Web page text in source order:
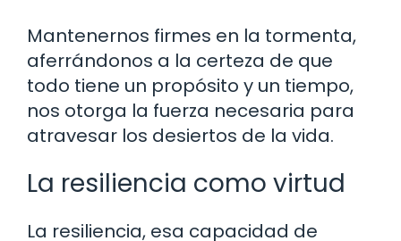
Mantenernos firmes en la tormenta,
aferrándonos a la certeza de que
todo tiene un propósito y un tiempo,
nos otorga la fuerza necesaria para
atravesar los desiertos de la vida.
La resiliencia como virtud
La resiliencia, esa capacidad de